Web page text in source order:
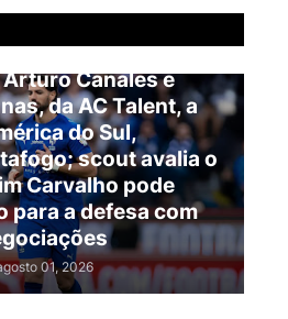
Marí é oferecido
Canales e
da AC Talent, a
do Sul,
scout avalia o
Carvalho pode
para a defesa com
01, 2026